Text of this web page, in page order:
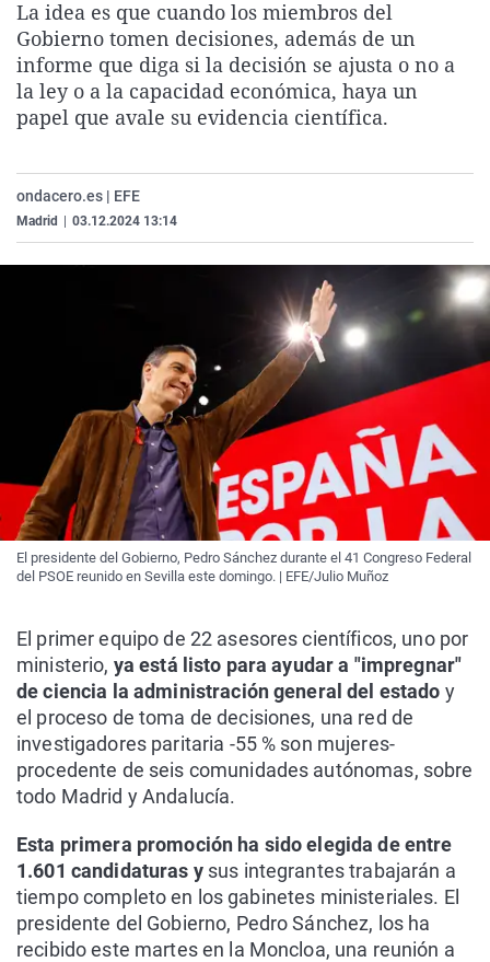
La rosa de los vientos
Gente viajera
Como el perro y el
Caso
Retornados
Equipo de
Extremadura
Galicia
La Rioja
País Vasco
Virales
Televisión
Elecciones
La idea es que cuando los miembros del
Gobierno tomen decisiones, además de un
informe que diga si la decisión se ajusta o no a
la ley o a la capacidad económica, haya un
papel que avale su evidencia científica.
ondacero.es | EFE
Madrid 03.12.2024 13:14
El presidente del Gobierno, Pedro Sánchez durante el 41 Congreso Federal
del PSOE reunido en Sevilla este domingo. | EFE/Julio Muñoz
El primer equipo de 22 asesores científicos, uno por
ministerio, ya está listo para ayudar a "impregnar"
de ciencia la administración general del estado y
el proceso de toma de decisiones, una red de
investigadores paritaria -55 % son mujeres-
procedente de seis comunidades autónomas, sobre
todo Madrid y Andalucía.
Esta primera promoción ha sido elegida de entre
1.601 candidaturas ysus integrantes trabajarán a
tiempo completo en los gabinetes ministeriales. El
presidente del Gobierno, Pedro Sánchez, los ha
recibido este martes en la Moncloa, una reunión a